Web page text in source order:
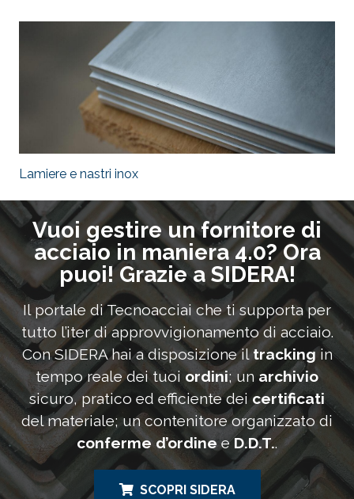
Lamiere e nastri inox
Vuoi gestire un fornitore di
acciaio in maniera 4.0? Ora
puoi! Grazie a SIDERA!
Il portale di Tecnoacciai che ti supporta per
tutto l’iter di approvvigionamento di acciaio.
Con SIDERA hai a disposizione iltrackingin
tempo reale dei tuoi ordini; un archivio
sicuro, pratico ed efficiente dei certificati
del materiale; un contenitore organizzato di
conferme d’ordineeD.D.T..
SCOPRI SIDERA